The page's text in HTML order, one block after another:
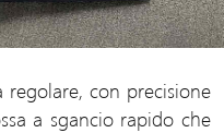
con precisione
a sgancio rapido che